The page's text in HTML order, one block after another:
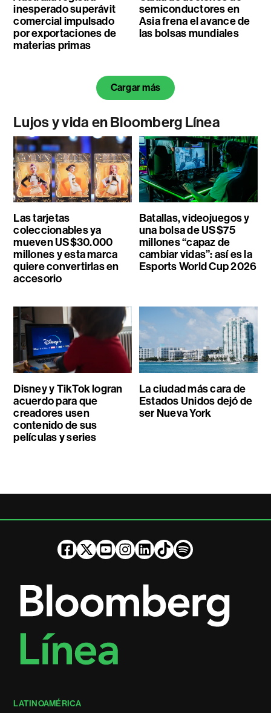
inesperado superávit
comercial impulsado
por exportaciones de
materias primas
semiconductores en
Asia frena el avance de
las bolsas mundiales
Cargar más
Lujos y vida en Bloomberg Línea
Las tarjetas
coleccionables ya
mueven US$30.000
millones y esta marca
quiere convertirlas en
accesorio
Batallas, videojuegos y
una bolsa de US$75
millones “capaz de
cambiar vidas”: así es la
Esports World Cup 2026
Disney y TikTok logran
acuerdo para que
creadores usen
contenido de sus
películas y series
La ciudad más cara de
Estados Unidos dejó de
ser Nueva York
LATINOAMÉRICA